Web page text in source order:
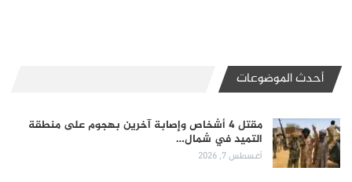
أحدث الموضوعات
مقتل 4 أشخاص وإصابة آخرين بهجوم على منطقة
التميد في شمال…
أغسطس 7, 2026